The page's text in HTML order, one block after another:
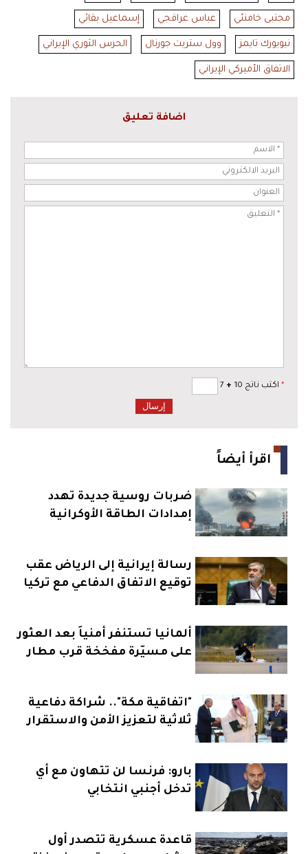
مجتبى خامنئي عباس عراقجي إسماعيل بقائي
نيويورك تايمز وول ستريت جورنال الحرس الثوري الإيراني
الاتفاق الأميركي الإيراني
اضافة تعليق
* اكتب ناتج 10 +
اقرأ أيضاً
ضربات روسية جديدة تهدد
إمدادات الطاقة الأوكرانية
رسالة إيرانية إلى الرياض عقب
توقيع الاتفاق الدفاعي مع تركيا
ألمانيا تستنفر أمنياً بعد العثور
على مسيّرة مفخخة قرب مطار
"اتفاقية مكة".. شراكة دفاعية
ثلاثية لتعزيز الأمن والاستقرار
بارو: فرنسا لن تتهاون مع أي
تدخل أجنبي انتخابي
قاعدة عسكرية تتصدر أول